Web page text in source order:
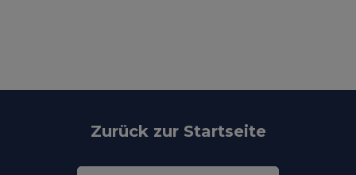
Zurück zur Startseite